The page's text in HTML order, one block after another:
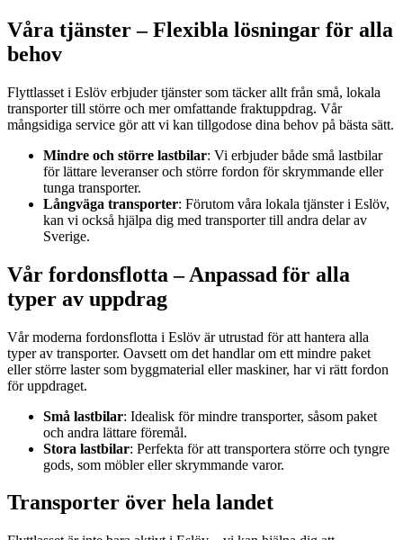
Våra tjänster – Flexibla lösningar för alla
behov
Flyttlasset i Eslöv erbjuder tjänster som täcker allt från små, lokala
transporter till större och mer omfattande fraktuppdrag. Vår
mångsidiga service gör att vi kan tillgodose dina behov på bästa sätt.
Mindre och större lastbilar: Vi erbjuder både små lastbilar
för lättare leveranser och större fordon för skrymmande eller
tunga transporter.
Långväga transporter: Förutom våra lokala tjänster i Eslöv,
kan vi också hjälpa dig med transporter till andra delar av
Sverige.
Vår fordonsflotta – Anpassad för alla
typer av uppdrag
Vår moderna fordonsflotta i Eslöv är utrustad för att hantera alla
typer av transporter. Oavsett om det handlar om ett mindre paket
eller större laster som byggmaterial eller maskiner, har vi rätt fordon
för uppdraget.
Små lastbilar: Idealisk för mindre transporter, såsom paket
och andra lättare föremål.
Stora lastbilar: Perfekta för att transportera större och tyngre
gods, som möbler eller skrymmande varor.
Transporter över hela landet